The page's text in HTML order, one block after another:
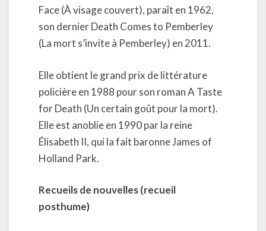
Face (À visage couvert), paraît en 1962,
son dernier Death Comes to Pemberley
(La mort s’invite à Pemberley) en 2011.
Elle obtient le grand prix de littérature
policière en 1988 pour son roman A Taste
for Death (Un certain goût pour la mort).
Elle est anoblie en 1990 par la reine
Élisabeth II, qui la fait baronne James of
Holland Park.
Recueils de nouvelles (recueil
posthume)